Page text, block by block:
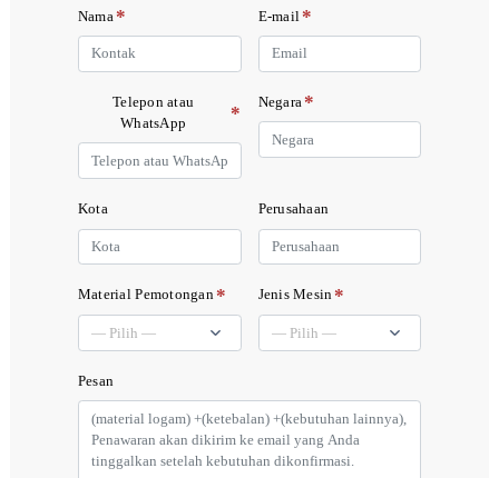
Nama * E-mail *
Telepon atau
WhatsApp
* Negara *
Kota Perusahaan
Material Pemotongan* Jenis Mesin*
Pesan